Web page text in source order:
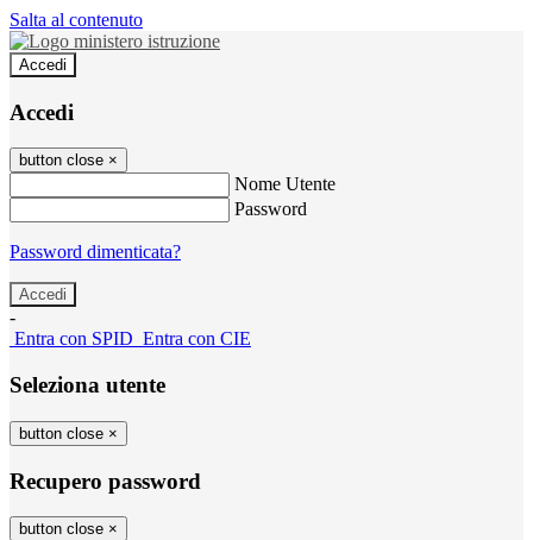
Salta al contenuto
Accedi
Accedi
button close ×
Nome Utente
Password
Password dimenticata?
-
Entra con SPID Entra con CIE
Seleziona utente
button close ×
Recupero password
button close ×